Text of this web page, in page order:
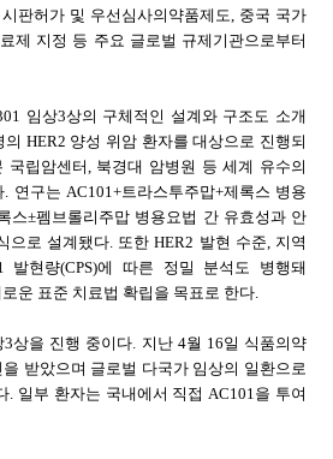
판허가 및 우선심사의약품제도, 중국 국가
제 지정 등 주요 글로벌 규제기관으로부터
임상3상의 구체적인 설계와 구조도 소개
의 HER2 양성 위암 환자를 대상으로 진행되
국립암센터, 북경대 암병원 등 세계 유수의
. 연구는 AC101+트라스투주맙+제록스 병용
스±펨브롤리주맙 병용요법 간 유효성과 안
으로 설계됐다. 또한 HER2 발현 수준, 지역
발현량(CPS)에 따른 정밀 분석도 병행돼
운 표준 치료법 확립을 목표로 한다.
3상을 진행 중이다. 지난4월 16일 식품의약
받았으며 글로벌 다국가 임상의 일환으로
. 일부 환자는 국내에서 직접 AC101을 투여